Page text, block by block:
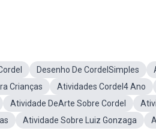
Desenho De CordelSimples
Crianças Atividades Cordel4 Ano
Atividade DeArte Sobre Cordel
Atividade Sobre Luiz Gonzaga